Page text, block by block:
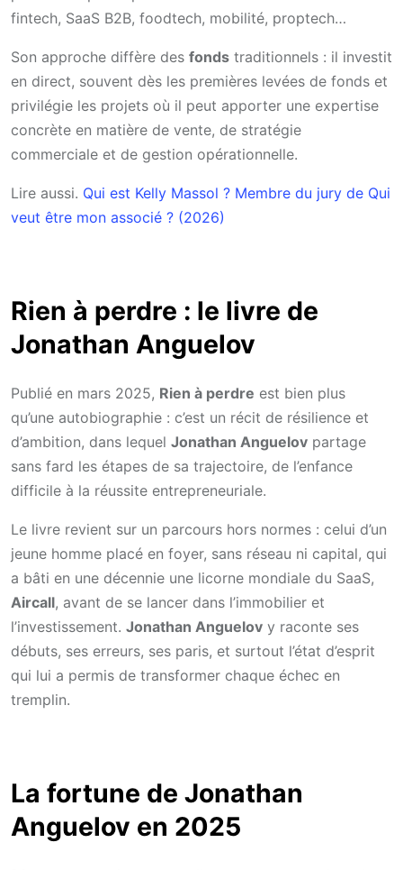
fintech, SaaS B2B, foodtech, mobilité, proptech…
Son approche diffère des fonds traditionnels : il investit
en direct, souvent dès les premières levées de fonds et
privilégie les projets où il peut apporter une expertise
concrète en matière de vente, de stratégie
commerciale et de gestion opérationnelle.
Lire aussi. Qui est Kelly Massol ? Membre du jury de Qui
veut être mon associé ? (2026)
Rien à perdre : le livre de
Jonathan Anguelov
Publié en mars 2025, Rien à perdre est bien plus
qu’une autobiographie : c’est un récit de résilience et
d’ambition, dans lequel Jonathan Anguelov partage
sans fard les étapes de sa trajectoire, de l’enfance
difficile à la réussite entrepreneuriale.
Le livre revient sur un parcours hors normes : celui d’un
jeune homme placé en foyer, sans réseau ni capital, qui
a bâti en une décennie une licorne mondiale du SaaS,
Aircall, avant de se lancer dans l’immobilier et
l’investissement. Jonathan Anguelov y raconte ses
débuts, ses erreurs, ses paris, et surtout l’état d’esprit
qui lui a permis de transformer chaque échec en
tremplin.
La fortune de Jonathan
Anguelov en 2025